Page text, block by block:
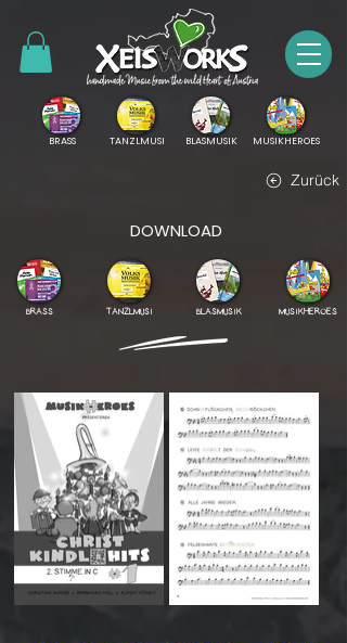
BRASS TANZLMUSI BLASMUSIK MUSIKHEROES
Zurück
DOWNLOAD
BRASS TANZLMUSI BLASMUSIK MUSIKHEROES